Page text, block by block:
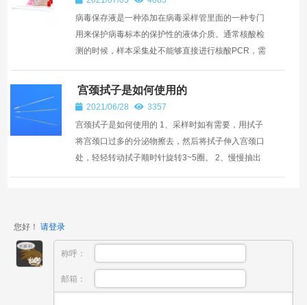
病毒保存液是一种添加在病毒采样管里面的一种专门
用来保护病毒标本的保护性的液体介质。通常核酸检
测的时候，样本采集处不能够直接进行核酸PCR，需
存液。病毒保存...
宫颈拭子是如何使用的
2021/06/28
3357
宫颈拭子是如何使用的 1、采样时如有需要，用拭子
将宫颈口过多的分泌物擦去，然后将拭子伸入宫颈口
处，轻轻转动拭子顺时针旋转3~5圈。 2、慢慢抽出
您好！ 请登录
称呼：
邮箱：